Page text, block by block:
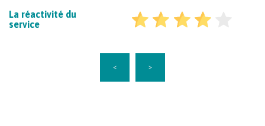
La réactivité du
service
< >